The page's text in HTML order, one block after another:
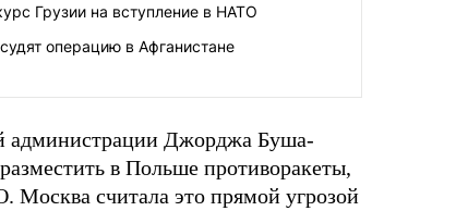
Грузии на вступление в НАТО
операцию в Афганистане
администрации Джорджа Буша-
в Польше противоракеты,
Москва считала это прямой угрозой